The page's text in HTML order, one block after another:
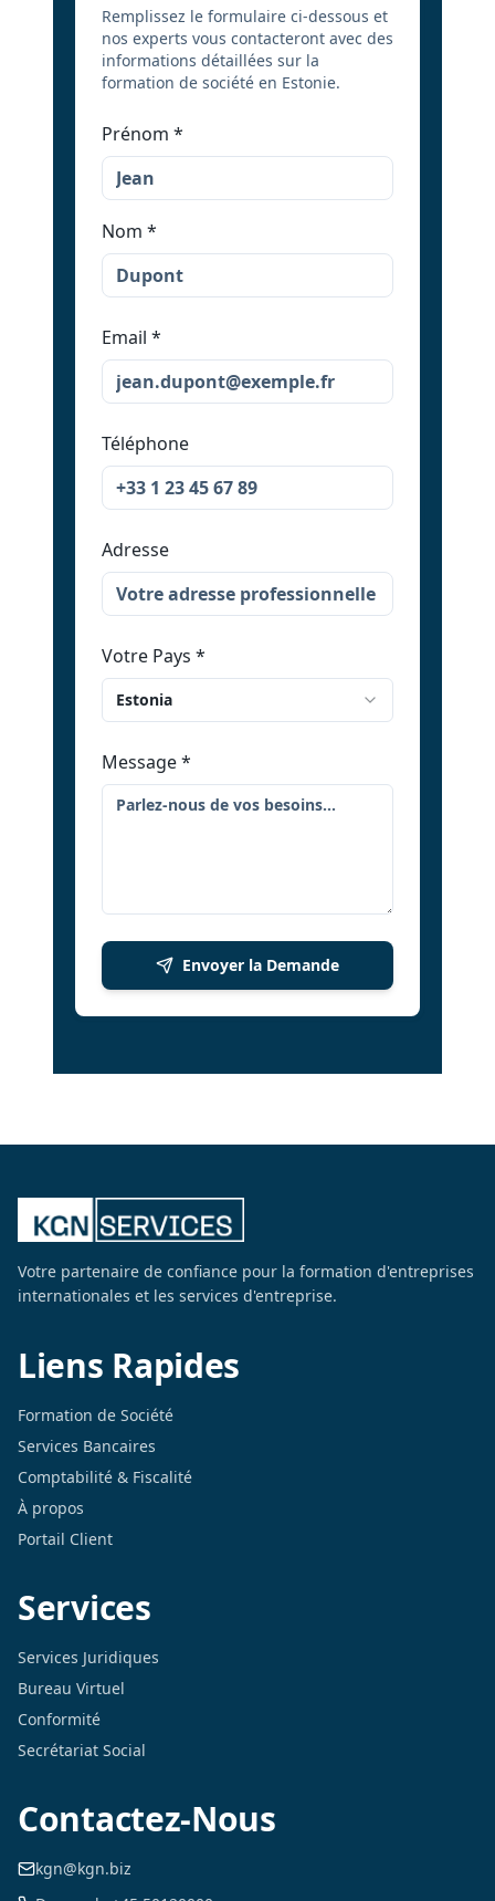
Remplissez le formulaire ci-dessous et
nos experts vous contacteront avec des
informations détaillées sur la
formation de société en Estonie.
Prénom *
Nom *
Email *
Téléphone
Adresse
Votre Pays *
Estonia
Message*
Envoyer la Demande
Votre partenaire de confiance pour la formation d'entreprises
internationales et les services d'entreprise.
Liens Rapides
Formation de Société
Services Bancaires
Comptabilité & Fiscalité
À propos
Portail Client
Services
Services Juridiques
Bureau Virtuel
Conformité
Secrétariat Social
Contactez-Nous
kgn@kgn.biz